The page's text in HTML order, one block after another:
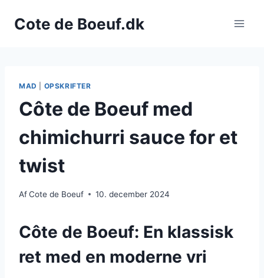
Cote de Boeuf.dk
MAD OPSKRIFTER
Côte de Boeuf med
chimichurri sauce for et
twist
AfCote de Boeuf 10. december 2024
Côte de Boeuf: En klassisk
ret med en moderne vri